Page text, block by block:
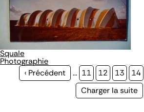
Squale
Photographie
Page
‹ Précédent … Page
11 Page
12 Page
13 Page
14
Page
Charger la suite